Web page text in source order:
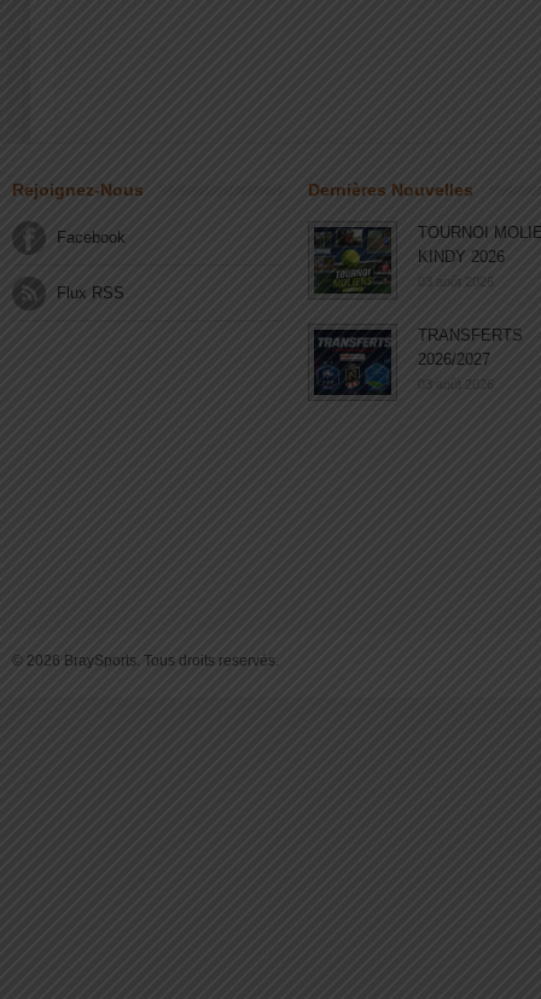
Rejoignez-Nous
Facebook
Flux RSS
Dernières Nouvelles
TOURNOI
KINDY 2026
03 août 2026
TRANSFERTS
2026/2027
03 août 2026
© 2026 BraySports. Tous droits reservés.